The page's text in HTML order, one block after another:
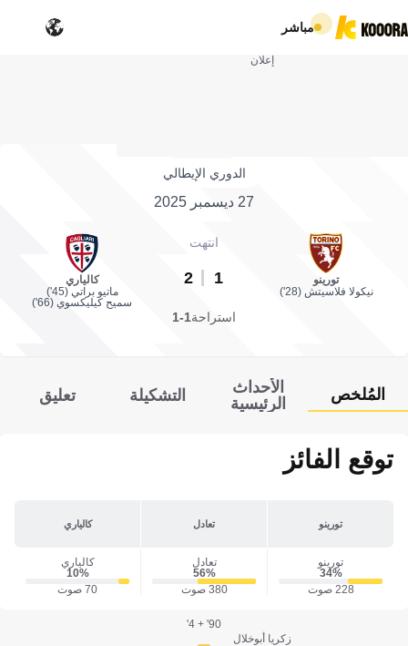
مباشر
إعلان
الدوري الإيطالي
27 ديسمبر 2025
تورينو
نيكولا فلاسيتش (28')
انتهت
1
2
كالياري
ماتيو براتي (45')
سميح كيليكسوي (66')
استراحة1-1
المُلخص
الأحداث
الرئيسية
التشكيلة تعليق
توقع الفائز
تورينو تعادل كالياري
تورينو
34‎%‎
228 صوت
تعادل
56‎%‎
380 صوت
كالياري
10‎%‎
70 صوت
زكريا أبوخلال
90' + 4'